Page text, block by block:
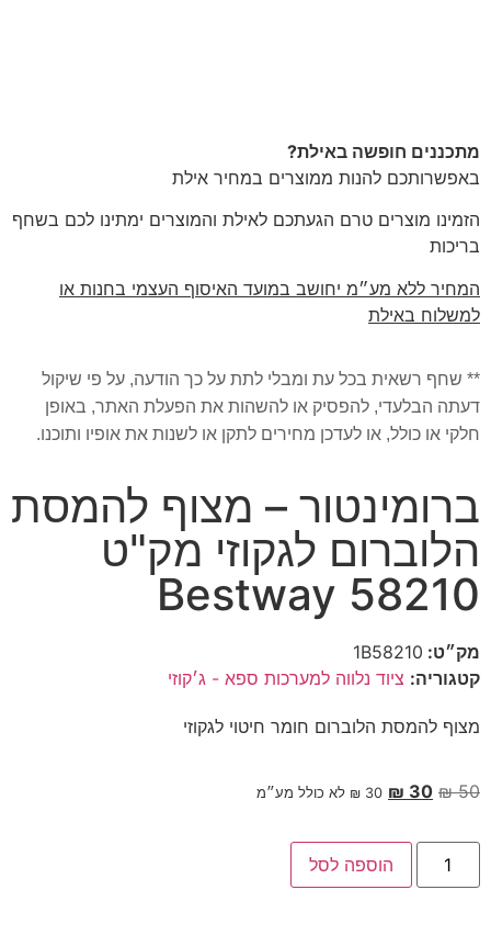
מתכננים חופשה באילת?
באפשרותכם להנות ממוצרים במחיר אילת
הזמינו מוצרים טרם הגעתכם לאילת והמוצרים ימתינו לכם בשחף
בריכות
המחיר ללא מע״מ יחושב במועד האיסוף העצמי בחנות או
למשלוח באילת
** שחף רשאית בכל עת ומבלי לתת על כך הודעה, על פי שיקול
דעתה הבלעדי, להפסיק או להשהות את הפעלת האתר, באופן
חלקי או כולל, או לעדכן מחירים לתקן או לשנות את אופיו ותוכנו.
ברומינטור – מצוף להמסת
הלוברום לגקוזי מק"ט
58210 Bestway
מק״ט: 1B58210
קטגוריה: ציוד נלווה למערכות ספא - ג׳קוזי
מצוף להמסת הלוברום חומר חיטוי לגקוזי
₪50
₪ 30
₪ 30 לא כולל מע״מ
הוספה לסל